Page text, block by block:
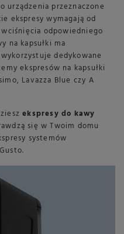
urządzenia przeznaczone
ekspresy wymagają od
odpowiedniego
na kapsułki ma
dedykowane
ekspresów na kapsułki
Lavazza Blue czy A
ekspresy do kawy
się w Twoim domu
systemów